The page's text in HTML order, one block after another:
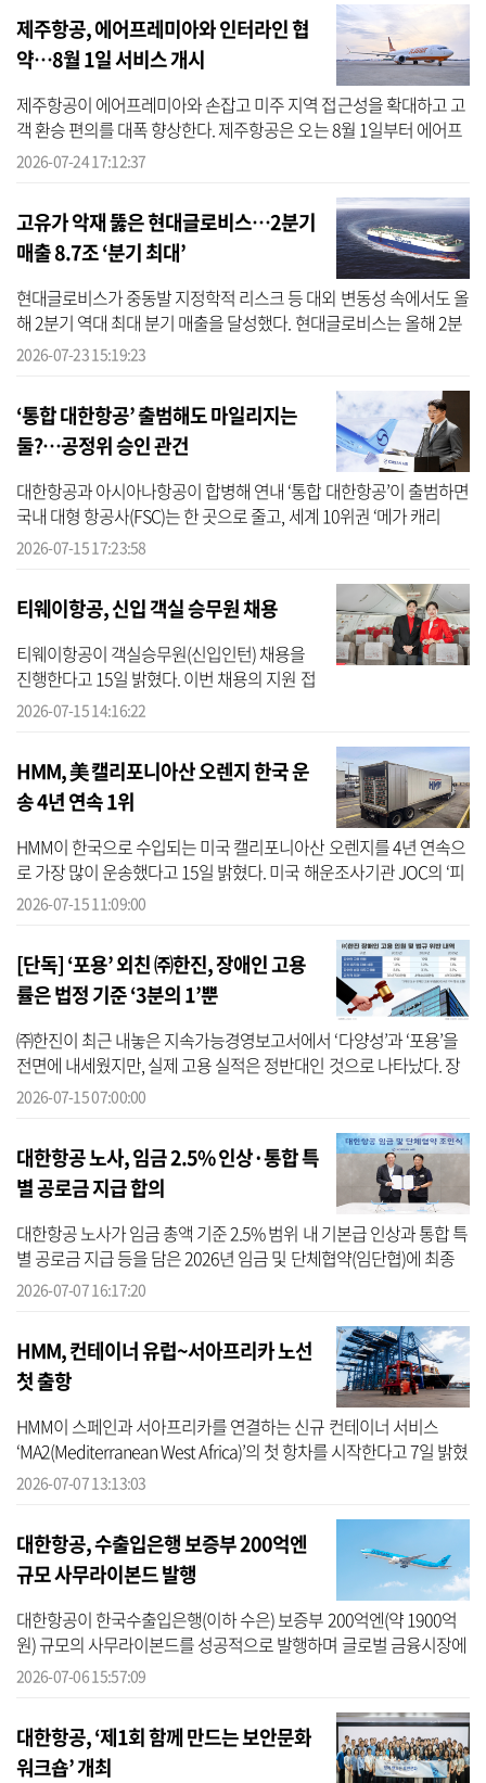
제주항공, 에어프레미아와 인터라인 협
약…8월 1일 서비스 개시
제주항공이 에어프레미아와 손잡고 미주 지역 접근성을 확대하고 고
객 환승 편의를 대폭 향상한다. 제주항공은 오는 8월 1일부터 에어프
레미아와의 인터라인(Interline) 연계 서비스를 본격 시행한다고 24일
2026-07-24 17:12:37
고유가 악재 뚫은 현대글로비스…2분기
매출 8.7조 ‘분기 최대’
현대글로비스가 중동발 지정학적 리스크 등 대외 변동성 속에서도 올
해 2분기 역대 최대 분기 매출을 달성했다. 현대글로비스는 올해 2분
기 매출액 8조7054억원을 기록했다고 23일 공시했다. 지난해 같은
2026-07-23 15:19:23
‘통합 대한항공’ 출범해도 마일리지는
둘?…공정위 승인 관건
대한항공과 아시아나항공이 합병해 연내 ‘통합 대한항공’이 출범하면
국내 대형 항공사(FSC)는 한 곳으로 줄고, 세계 10위권 ‘메가 캐리
어’가 탄생한다. 그러나 두 회사의 마일리지인 스카이패스와 구(舊) 아
2026-07-15 17:23:58
티웨이항공, 신입 객실 승무원 채용
티웨이항공이 객실승무원(신입인턴) 채용을
진행한다고 15일 밝혔다. 이번 채용의 지원 접
수는 오는 24일 오후 2시까지 티웨이항공 공식
2026-07-15 14:16:22
HMM, 美 캘리포니아산 오렌지 한국 운
송 4년 연속 1위
HMM이 한국으로 수입되는 미국 캘리포니아산 오렌지를 4년 연속으
로 가장 많이 운송했다고 15일 밝혔다. 미국 해운조사기관 JOC의 ‘피
어스 데이터(Piers Data)’에 따르면 올해 한국으로 수입된 캘리포니아
2026-07-15 11:09:00
[단독] ‘포용’ 외친 ㈜한진, 장애인 고용
률은 법정 기준 ‘3분의 1’뿐
㈜한진이 최근 내놓은 지속가능경영보고서에서 ‘다양성’과 ‘포용’을
전면에 내세웠지만, 실제 고용 실적은 정반대인 것으로 나타났다. 장
애인 고용 인원이 3년째 제자리걸음을 하며 법정 의무고용률의 3분
2026-07-15 07:00:00
대한항공 노사, 임금 2.5% 인상·통합 특
별 공로금 지급 합의
대한항공 노사가 임금 총액 기준 2.5% 범위 내 기본급 인상과 통합 특
별 공로금 지급 등을 담은 2026년 임금 및 단체협약(임단협)에 최종
합의했다. 대한항공은 7일 서울 강서구 대한항공 본사에서 우기홍 대
2026-07-07 16:17:20
HMM, 컨테이너 유럽~서아프리카 노선
첫 출항
HMM이 스페인과 서아프리카를 연결하는 신규 컨테이너 서비스
‘MA2(Mediterranean West Africa)’의 첫 항차를 시작한다고 7일 밝혔
다. MA2 서비스는 최원혁 사장 부임 이후 컨테이너 부문 전략으로 수
2026-07-07 13:13:03
대한항공, 수출입은행 보증부 200억엔
규모 사무라이본드 발행
대한항공이 한국수출입은행(이하 수은) 보증부 200억엔(약 1900억
원) 규모의 사무라이본드를 성공적으로 발행하며 글로벌 금융시장에
서 우수한 신용도와 성장성을 다시 한번 입증했다. 사무라이본드는
2026-07-06 15:57:09
대한항공, ‘제1회 함께 만드는 보안문화
워크숍’ 개최